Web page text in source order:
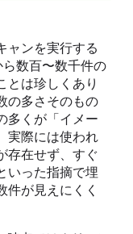
ャンを実行する
数百〜数千件の
とは珍しくあり
の多さそのもの
多くが「イメー
実際には使われ
存在せず、すぐ
いった指摘で埋
件が見えにくく